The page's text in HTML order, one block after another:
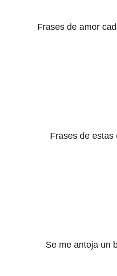
Frases de amor
Frases de estas
Se me antoja un